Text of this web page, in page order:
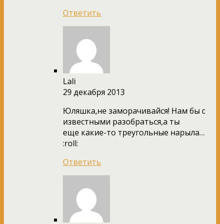
Ответить
Lali
29 декабря 2013
Юляшка,не заморачивайся! Нам бы с
известными разобраться,а ты
еще какие-то треугольные нарыла…
:roll:
Ответить